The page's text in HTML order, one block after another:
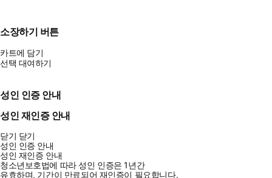
소장하기 버튼
카트에 담기
선택 대여하기
성인 인증 안내
성인 재인증 안내
닫기 닫기
성인 인증 안내
성인 재인증 안내
청소년보호법에 따라 성인 인증은 1년간
유효하며, 기간이 만료되어 재인증이 필요합니다.